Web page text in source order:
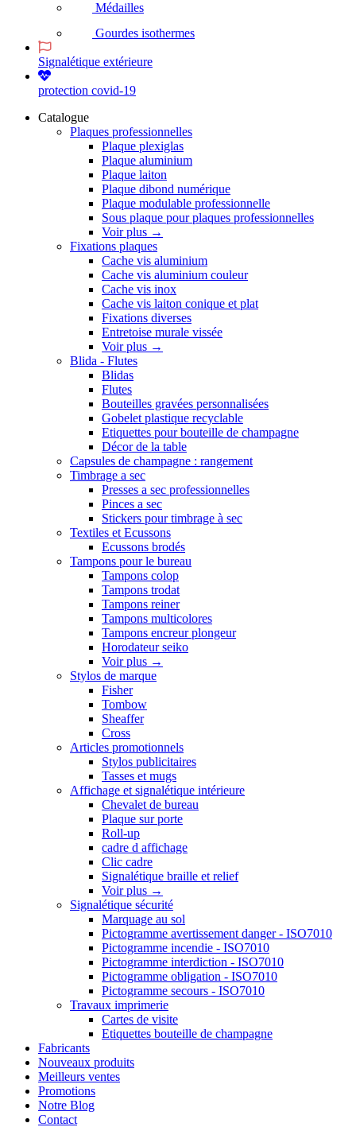
Médailles
Gourdes isothermes
Signalétique extérieure
protection covid-19
Catalogue
Plaques professionnelles
Plaque plexiglas
Plaque aluminium
Plaque laiton
Plaque dibond numérique
Plaque modulable professionnelle
Sous plaque pour plaques professionnelles
Voir plus →
Fixations plaques
Cache vis aluminium
Cache vis aluminium couleur
Cache vis inox
Cache vis laiton conique et plat
Fixations diverses
Entretoise murale vissée
Voir plus →
Blida - Flutes
Blidas
Flutes
Bouteilles gravées personnalisées
Gobelet plastique recyclable
Etiquettes pour bouteille de champagne
Décor de la table
Capsules de champagne : rangement
Timbrage a sec
Presses a sec professionnelles
Pinces a sec
Stickers pour timbrage à sec
Textiles et Ecussons
Ecussons brodés
Tampons pour le bureau
Tampons colop
Tampons trodat
Tampons reiner
Tampons multicolores
Tampons encreur plongeur
Horodateur seiko
Voir plus →
Stylos de marque
Fisher
Tombow
Sheaffer
Cross
Articles promotionnels
Stylos publicitaires
Tasses et mugs
Affichage et signalétique intérieure
Chevalet de bureau
Plaque sur porte
Roll-up
cadre d affichage
Clic cadre
Signalétique braille et relief
Voir plus →
Signalétique sécurité
Marquage au sol
Pictogramme avertissement danger - ISO7010
Pictogramme incendie - ISO7010
Pictogramme interdiction - ISO7010
Pictogramme obligation - ISO7010
Pictogramme secours - ISO7010
Travaux imprimerie
Cartes de visite
Etiquettes bouteille de champagne
Fabricants
Nouveaux produits
Meilleurs ventes
Promotions
Notre Blog
Contact